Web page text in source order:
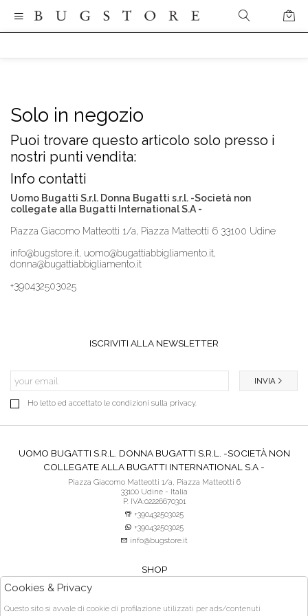
Solo in negozio
Puoi trovare questo articolo solo presso i
nostri punti vendita:
Info contatti
Uomo Bugatti S.r.l. Donna Bugatti s.r.l. -Società non
collegate alla Bugatti International S.A -
Piazza Giacomo Matteotti 1/a, Piazza Matteotti 6 33100 Udine
info@bugstore.it, uomo@bugattiabbigliamento.it,
donna@bugattiabbigliamento.it
+390432503025
ISCRIVITI ALLA NEWSLETTER
Ho letto ed accettato le condizioni sulla privacy.
INVIA
UOMO BUGATTI S.R.L. DONNA BUGATTI S.R.L. -SOCIETÀ NON
COLLEGATE ALLA BUGATTI INTERNATIONAL S.A -
Piazza Giacomo Matteotti 1/a, Piazza Matteotti 6
33100 Udine - Italia
P. IVA:02226670301
+390432503025
+390432503025
info@bugstore.it
SHOP
ACQUISTO SICURO
Cookies & Privacy
Questo sito si avvale di cookie di profilazione utilizzati per ads/contenuti